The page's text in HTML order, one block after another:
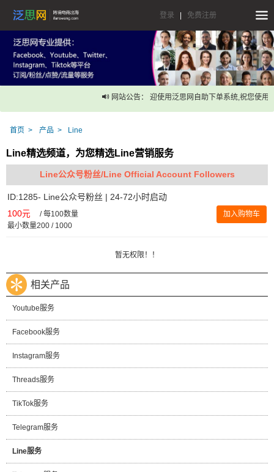
登录 免费注册
网站公告： 迎使用泛思网自助下单系统,祝您使用愉
首页 产品 Line
Line精选频道，为您精选Line营销服务
Line公众号粉丝/Line Official Account Followers
ID:1285- Line公众号粉丝 | 24-72小时启动
100元 /每100数量
最小数量200 / 1000
加入购物车
暂无权限！！
相关产品
Youtube服务
Facebook服务
Instagram服务
Threads服务
TikTok服务
Telegram服务
Line服务